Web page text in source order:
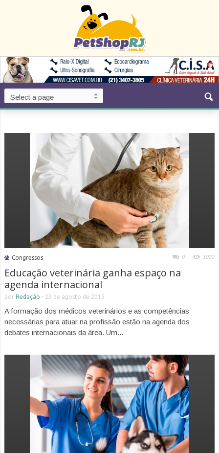
Congressos 0 1922
Educação veterinária ganha espaço na
agenda internacional
por Redação - 23 de agosto de 2015
A formação dos médicos veterinários e as competências
necessárias para atuar na profissão estão na agenda dos
debates internacionais da área. Um...